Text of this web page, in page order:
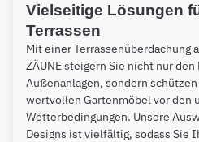
Vielseitige Lösungen
Terrassen
Mit einer Terrassenüberdachung
ZÄUNE steigern Sie nicht nur
Außenanlagen, sondern
wertvollen Gartenmöbel vor den
Wetterbedingungen. Unsere
Designs ist vielfältig, sodass Sie